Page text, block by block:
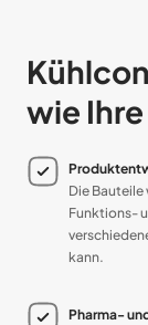
wie
Die
Funktions-
kann.
Pharma-